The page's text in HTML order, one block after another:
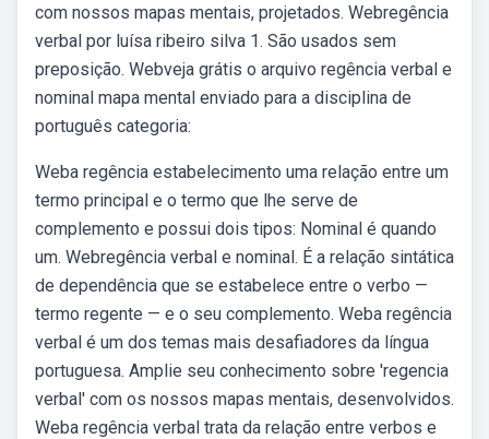
com nossos mapas mentais, projetados. Webregência
verbal por luísa ribeiro silva 1. São usados sem
preposição. Webveja grátis o arquivo regência verbal e
nominal mapa mental enviado para a disciplina de
português categoria:
Weba regência estabelecimento uma relação entre um
termo principal e o termo que lhe serve de
complemento e possui dois tipos: Nominal é quando
um. Webregência verbal e nominal. É a relação sintática
de dependência que se estabelece entre o verbo —
termo regente — e o seu complemento. Weba regência
verbal é um dos temas mais desafiadores da língua
portuguesa. Amplie seu conhecimento sobre 'regencia
verbal' com os nossos mapas mentais, desenvolvidos.
Weba regência verbal trata da relação entre verbos e